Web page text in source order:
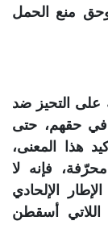
منع الحمل
على التحيز ضد
في حقهم، حتى
هذا المعنى،
فإنه لا
الإلحادي
اللاتي أسقطن